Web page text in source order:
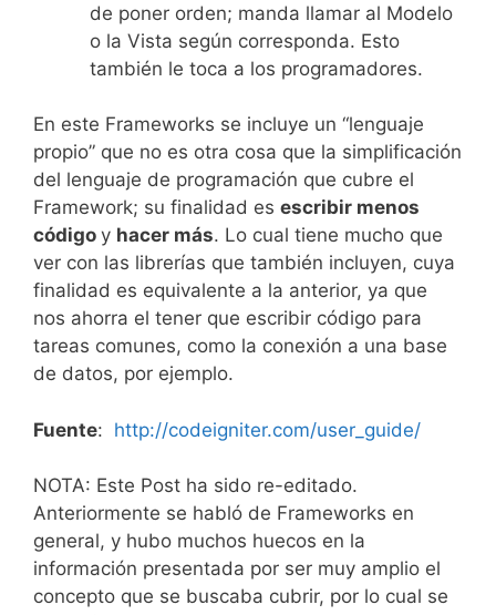
de poner orden; manda llamar al Modelo
o la Vista según corresponda. Esto
también le toca a los programadores.
En este Frameworks se incluye un “lenguaje
propio” que no es otra cosa que la simplificación
del lenguaje de programación que cubre el
Framework; su finalidad es escribir menos
código y hacer más. Lo cual tiene mucho que
ver con las librerías que también incluyen, cuya
finalidad es equivalente a la anterior, ya que
nos ahorra el tener que escribir código para
tareas comunes, como la conexión a una base
de datos, por ejemplo.
Fuente: http://codeigniter.com/user_guide/
NOTA: Este Post ha sido re-editado.
Anteriormente se habló de Frameworks en
general, y hubo muchos huecos en la
información presentada por ser muy amplio el
concepto que se buscaba cubrir, por lo cual se